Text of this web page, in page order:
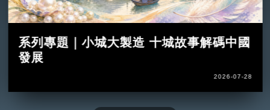
系列專題｜小城大製造 十城故事解碼中國
發展
2026-07-28